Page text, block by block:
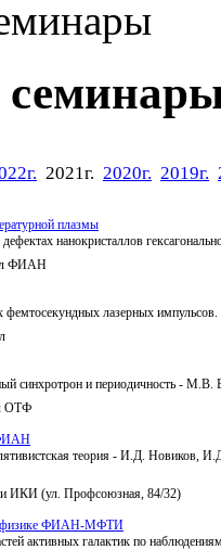
2021г. 2020г. 2019г.
плазмы
нанокристаллов
ФИАН
фемтосекундных лазерных
синхротрон и периодичность -
ОТФ
теория - И.Д. Новиков,
ИКИ (ул. Профсоюзная, 84/32)
ФИАН-МФТИ
активных галактик по